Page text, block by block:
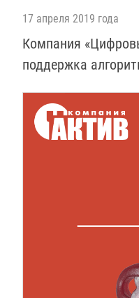
17 апреля 2019 года
Компания
поддержка